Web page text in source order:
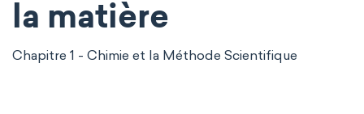
la matière
Chapitre 1 - Chimie et la Méthode Scientifique